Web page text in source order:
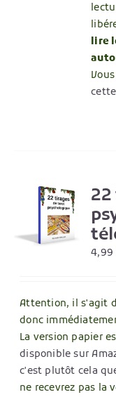
lire
4,99
Attention, il s'agit
donc
La version papier
disponible sur
c'est plutôt cela
ne recevrez pas la